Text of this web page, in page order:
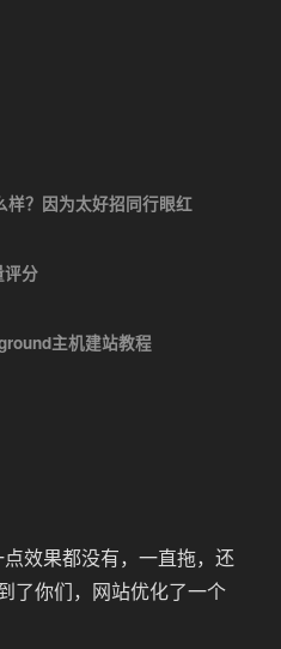
样？因为太好招同行眼红
评分
主机建站教程
效果都没有，一直拖，还
了你们，网站优化了一个